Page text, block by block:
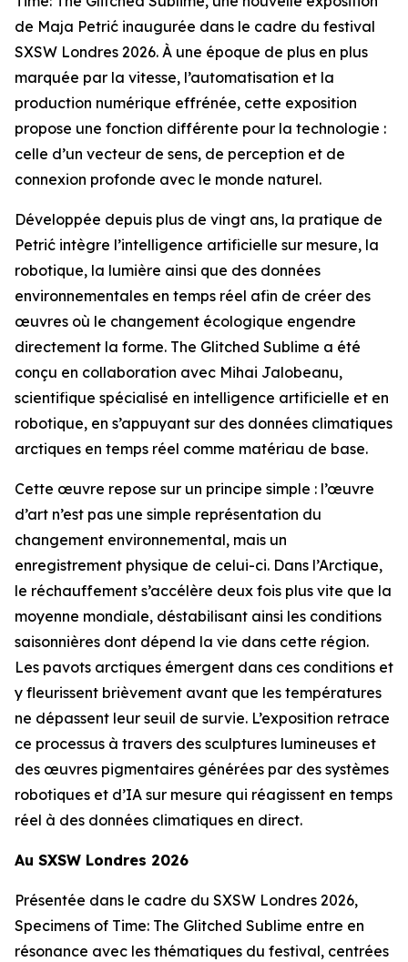
de Maja Petrić inaugurée dans le cadre du festival
SXSW Londres 2026. À une époque de plus en plus
marquée par la vitesse, l’automatisation et la
production numérique effrénée, cette exposition
propose une fonction différente pour la technologie :
celle d’un vecteur de sens, de perception et de
connexion profonde avec le monde naturel.
Développée depuis plus de vingt ans, la pratique de
Petrić intègre l’intelligence artificielle sur mesure, la
robotique, la lumière ainsi que des données
environnementales en temps réel afin de créer des
œuvres où le changement écologique engendre
directement la forme. The Glitched Sublime a été
conçu en collaboration avec Mihai Jalobeanu,
scientifique spécialisé en intelligence artificielle et en
robotique, en s’appuyant sur des données climatiques
arctiques en temps réel comme matériau de base.
Cette œuvre repose sur un principe simple : l’œuvre
d’art n’est pas une simple représentation du
changement environnemental, mais un
enregistrement physique de celui-ci. Dans l’Arctique,
le réchauffement s’accélère deux fois plus vite que la
moyenne mondiale, déstabilisant ainsi les conditions
saisonnières dont dépend la vie dans cette région.
Les pavots arctiques émergent dans ces conditions et
y fleurissent brièvement avant que les températures
ne dépassent leur seuil de survie. L’exposition retrace
ce processus à travers des sculptures lumineuses et
des œuvres pigmentaires générées par des systèmes
robotiques et d’IA sur mesure qui réagissent en temps
réel à des données climatiques en direct.
Au SXSW Londres 2026
Présentée dans le cadre du SXSW Londres 2026,
Specimens of Time: The Glitched Sublime entre en
résonance avec les thématiques du festival, centrées